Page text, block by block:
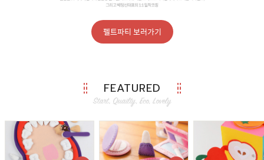
펠트파티 보러가기
FEATURED